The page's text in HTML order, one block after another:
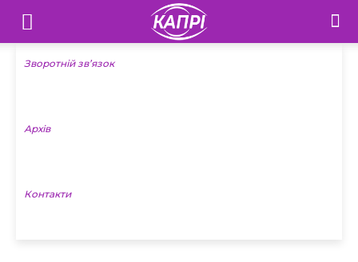
Телебачення
«Капрі»
Новини
Зворотній зв’язок
Архів
Контакти